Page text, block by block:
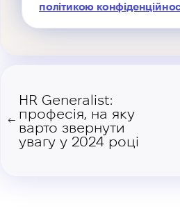
політикою
←
HR Generalist:
професія, на яку
варто звернути
увагу у 2024 році